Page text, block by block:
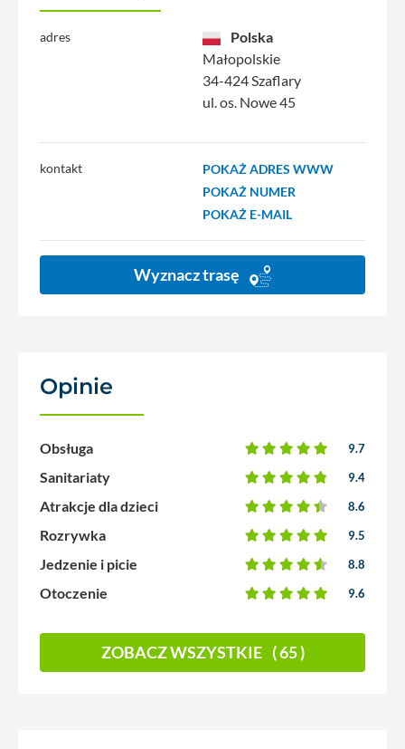
adres
Polska
Małopolskie
34-424 Szaflary
ul. os. Nowe 45
kontakt
POKAŻ ADRES WWW
POKAŻ NUMER
POKAŻ E-MAIL
Wyznacz trasę
Opinie
Obsługa 9.7
Sanitariaty 9.4
Atrakcje dla dzieci 8.6
Rozrywka 9.5
Jedzenie i picie 8.8
Otoczenie 9.6
ZOBACZ WSZYSTKIE ( 65 )